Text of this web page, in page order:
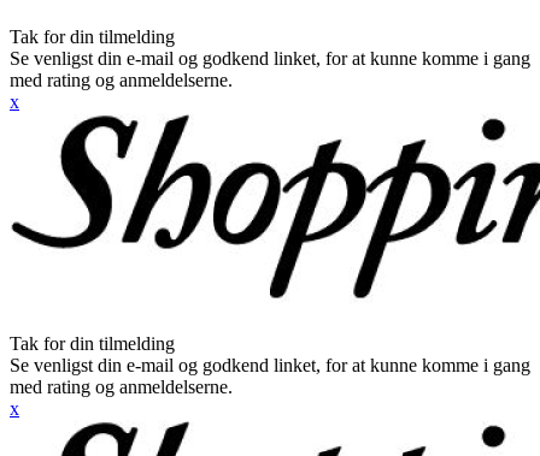
Tak for din tilmelding
Se venligst din e-mail og godkend linket, for at kunne komme i gang
med rating og anmeldelserne.
x
Tak for din tilmelding
Se venligst din e-mail og godkend linket, for at kunne komme i gang
med rating og anmeldelserne.
x